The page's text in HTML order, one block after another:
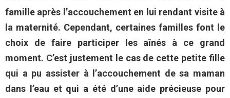
famille après l’accouchement en lui rendant visite à
la maternité. Cependant, certaines familles font le
choix de faire participer les aînés à ce grand
moment. C’est justement le cas de cette petite fille
qui a pu assister à l’accouchement de sa maman
dans l’eau et qui a été d’une aide précieuse pour